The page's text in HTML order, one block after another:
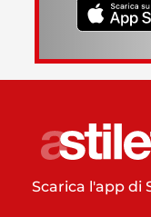
Scarica l'app di